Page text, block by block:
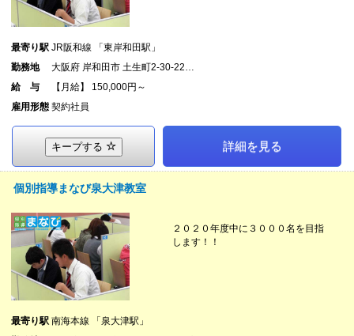
最寄り駅 JR阪和線 「東岸和田駅」
勤務地
大阪府 岸和田市 土生町2-30-22…
給 与
【月給】 150,000円～
雇用形態 契約社員
キープする 詳細を見る
個別指導まなび泉大津教室
２０２０年度中に３０００名を目指
します！！
最寄り駅 南海本線 「泉大津駅」